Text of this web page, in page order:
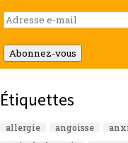
Adresse
e-
mail
Abonnez-vous
Étiquettes
allergie angoisse